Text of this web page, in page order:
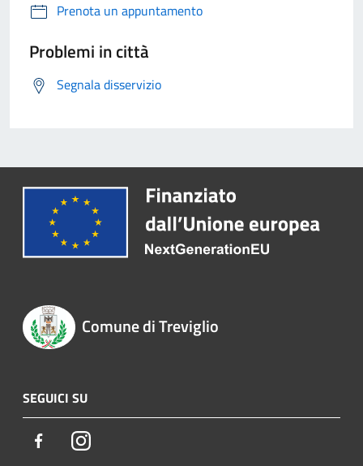
Prenota un appuntamento
Problemi in città
Segnala disservizio
Comune di Treviglio
SEGUICI SU
FacebookInstagram